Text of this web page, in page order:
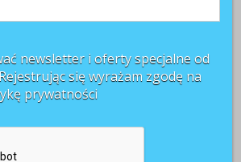
newsletter i oferty specjalne od
się wyrażam zgodę na
prywatności